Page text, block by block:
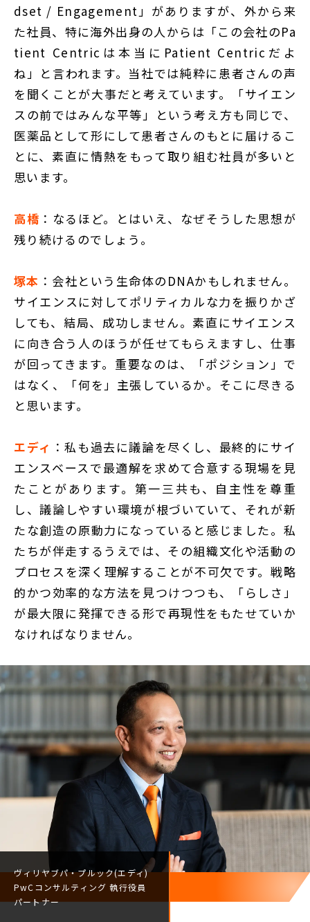
dset / Engagement」がありますが、外から来
た社員、特に海外出身の人からは「この会社のPa
tient Centricは本当にPatient Centricだよ
ね」と言われます。当社では純粋に患者さんの声
を聞くことが大事だと考えています。「サイエン
スの前ではみんな平等」という考え方も同じで、
医薬品として形にして患者さんのもとに届けるこ
とに、素直に情熱をもって取り組む社員が多いと
思います。
高橋 ：なるほど。とはいえ、なぜそうした思想が
残り続けるのでしょう。
塚本 ：会社という生命体のDNAかもしれません。
サイエンスに対してポリティカルな力を振りかざ
しても、結局、成功しません。素直にサイエンス
に向き合う人のほうが任せてもらえますし、仕事
が回ってきます。重要なのは、「ポジション」で
はなく、「何を」主張しているか。そこに尽きる
と思います。
エディ ：私も過去に議論を尽くし、最終的にサイ
エンスベースで最適解を求めて合意する現場を見
たことがあります。第一三共も、自主性を尊重
し、議論しやすい環境が根づいていて、それが新
たな創造の原動力になっていると感じました。私
たちが伴走するうえでは、その組織文化や活動の
プロセスを深く理解することが不可欠です。戦略
的かつ効率的な方法を見つけつつも、「らしさ」
が最大限に発揮できる形で再現性をもたせていか
なければなりません。
ヴィリヤブパ・プルック(エディ)
PwCコンサルティング執行役員
パートナー